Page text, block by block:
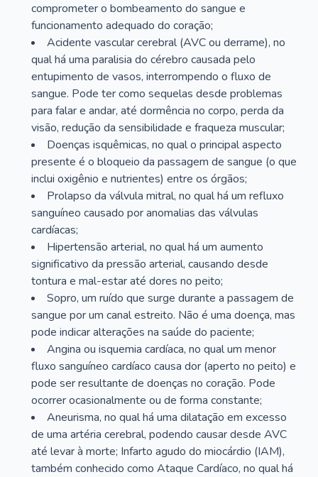
comprometer o bombeamento do sangue e
funcionamento adequado do coração;
Acidente vascular cerebral (AVC ou derrame), no
qual há uma paralisia do cérebro causada pelo
entupimento de vasos, interrompendo o fluxo de
sangue. Pode ter como sequelas desde problemas
para falar e andar, até dormência no corpo, perda da
visão, redução da sensibilidade e fraqueza muscular;
Doenças isquêmicas, no qual o principal aspecto
presente é o bloqueio da passagem de sangue (o que
inclui oxigênio e nutrientes) entre os órgãos;
Prolapso da válvula mitral, no qual há um refluxo
sanguíneo causado por anomalias das válvulas
cardíacas;
Hipertensão arterial, no qual há um aumento
significativo da pressão arterial, causando desde
tontura e mal-estar até dores no peito;
Sopro, um ruído que surge durante a passagem de
sangue por um canal estreito. Não é uma doença, mas
pode indicar alterações na saúde do paciente;
Angina ou isquemia cardíaca, no qual um menor
fluxo sanguíneo cardíaco causa dor (aperto no peito) e
pode ser resultante de doenças no coração. Pode
ocorrer ocasionalmente ou de forma constante;
Aneurisma, no qual há uma dilatação em excesso
de uma artéria cerebral, podendo causar desde AVC
até levar à morte; Infarto agudo do miocárdio (IAM),
também conhecido como Ataque Cardíaco, no qual há